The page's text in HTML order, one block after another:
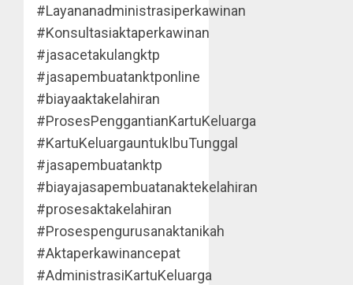
#Layananadministrasiperkawinan
#Konsultasiaktaperkawinan
#jasacetakulangktp
#jasapembuatanktponline
#biayaaktakelahiran
#ProsesPenggantianKartuKeluarga
#KartuKeluargauntukIbuTunggal
#jasapembuatanktp
#biayajasapembuatanaktekelahiran
#prosesaktakelahiran
#Prosespengurusanaktanikah
#Aktaperkawinancepat
#AdministrasiKartuKeluarga